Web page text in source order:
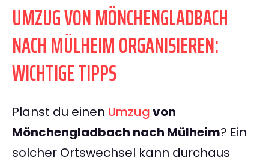
UMZUG VON MÖNCHENGLADBACH
NACH MÜLHEIM ORGANISIEREN:
WICHTIGE TIPPS
Planst du einen Umzugvon
Mönchengladbach nach Mülheim? Ein
solcher Ortswechsel kann durchaus